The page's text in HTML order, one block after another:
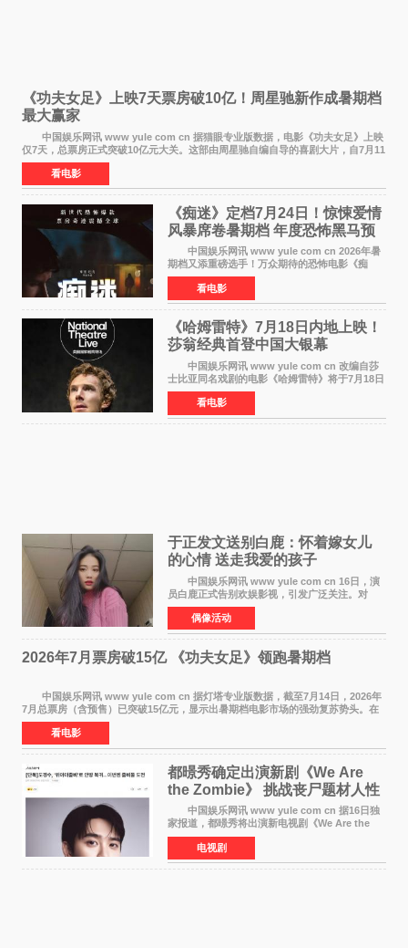
《功夫女足》上映7天票房破10亿！周星驰新作成暑期档
最大赢家
中国娱乐网讯 www yule com cn 据猫眼专业版数据，电影《功夫女足》上映
仅7天，总票房正式突破10亿元大关。这部由周星驰自编自导的喜剧大片，自7月11
日公映以来便展现出惊人的市场统治力。
看电影
《痴迷》定档7月24日！惊悚爱情
风暴席卷暑期档 年度恐怖黑马预
中国娱乐网讯 www yule com cn 2026年暑
期档又添重磅选手！万众期待的恐怖电影《痴
迷》今日正式官宣定档，将于7月24日登陆内地各
大院线。这部被业内专家誉为新世代爆款恐怖电
影的作品，将为
看电影
《哈姆雷特》7月18日内地上映！
莎翁经典首登中国大银幕
中国娱乐网讯 www yule com cn 改编自莎
士比亚同名戏剧的电影《哈姆雷特》将于7月18日
在中国内地上映。这部跨越四百年的文学经典被
搬上大银幕，为观众带来一场视觉与听觉的双重
盛宴。 《
看电影
于正发文送别白鹿：怀着嫁女儿
的心情 送走我爱的孩子
中国娱乐网讯 www yule com cn 16日，演
员白鹿正式告别欢娱影视，引发广泛关注。对
此，欢娱影视创始人于正在社交平台发文回应，
字里行间流露不舍与祝福。 于正透露，以前
每次有演员到期不
偶像活动
2026年7月票房破15亿 《功夫女足》领跑暑期档
中国娱乐网讯 www yule com cn 据灯塔专业版数据，截至7月14日，2026年
7月总票房（含预售）已突破15亿元，显示出暑期档电影市场的强劲复苏势头。在
众多上映影片中，《功夫女足》《小黄人与大
看电影
都暻秀确定出演新剧《We Are
the Zombie》 挑战丧尸题材人性
喜剧
中国娱乐网讯 www yule com cn 据16日独
家报道，都暻秀将出演新电视剧《We Are the
Zombie》，在剧中饰演主演金仁钟一角，挑战与
以往丧尸题材截然不同的人性喜剧。 新剧
《We Are t
电视剧